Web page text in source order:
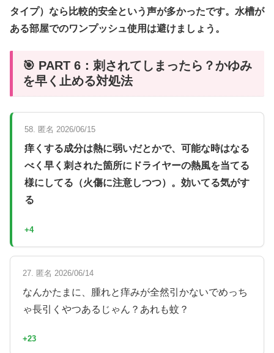
タイプ）なら比較的安全という声が多かったです。水槽が
ある部屋でのワンプッシュ使用は避けましょう。
🎯 PART 6：刺されてしまったら？かゆみ
を早く止める対処法
58. 匿名 2026/06/15
痒くする成分は熱に弱いだとかで、可能な時はなる
べく早く刺された箇所にドライヤーの熱風を当てる
様にしてる（火傷に注意しつつ）。効いてる気がす
る
+4
27. 匿名 2026/06/14
なんかたまに、腫れと痒みが全然引かないでめっち
ゃ長引くやつあるじゃん？あれも蚊？
+23